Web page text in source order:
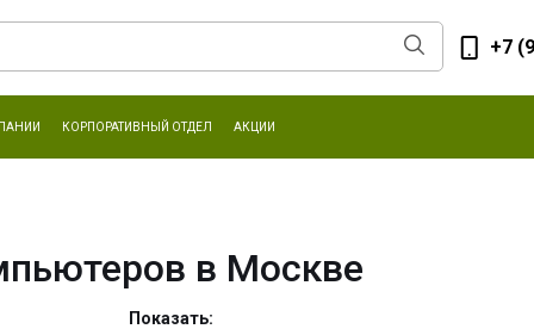
+7
КОРПОРАТИВНЫЙ ОТДЕЛ АКЦИИ
в Москве
Показать: